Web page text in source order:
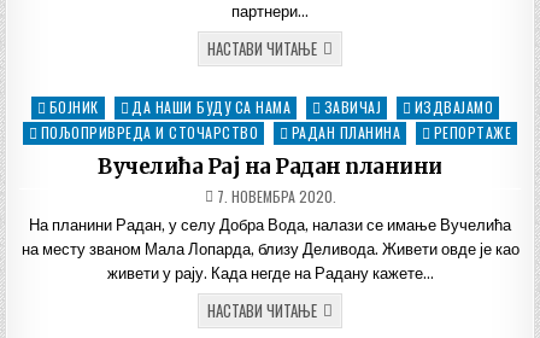
партнери…
НАСТАВИ ЧИТАЊЕЗДРАВЉЕ
НА
УЛАЗИ
Posted
in
БОЈНИК ДА НАШИ БУДУ СА НАМА ЗАВИЧАЈ
ИЗДВАЈАМО
ПОЉОПРИВРЕДА И СТОЧАРСТВО
РАДАН ПЛАНИНА РЕПОРТАЖЕ
Вучелића Рај на Радан планини
ДАТУМ
ОБЈАВЉИВАЊА:
7. НОВЕМБРА 2020.
На планини Радан, у селу Добра Вода, налази се имање Вучелића
на месту званом Мала Лопарда, близу Деливода. Живети овде је као
живети у рају. Када негде на Радану кажете…
НАСТАВИ ЧИТАЊЕВУЧЕЛИЋА
РАЈ